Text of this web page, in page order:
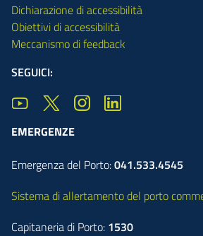
Dichiarazione di accessibilità
Obiettivi di accessibilità
Meccanismo di feedback
SEGUICI:
EMERGENZE
Emergenza del Porto:041.533.4545
Sistema di allertamento del porto
Capitaneria di Porto: 1530